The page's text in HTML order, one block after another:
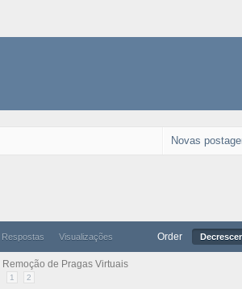
Novas
Respostas Visualizações Order
Remoção de Pragas Virtuais
1 2